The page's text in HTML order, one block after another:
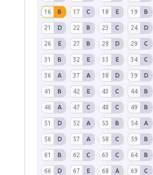
16 B 17 C 18 E 19 B
21 D 22 B 23 C 24 D
26 E 27 B 28 D 29 C
31 B 32 E 33 E 34 C
36 A 37 A 38 D 39 D
41 B 42 E 43 C 44 B
46 A 47 C 48 C 49 B
51 D 52 A 53 B 54 A
56 D 57 A 58 C 59 B
61 B 62 C 63 C 64 B
66 D 67 E 68 A 69 C